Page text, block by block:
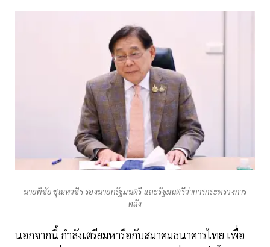
นายพิชัย ชุณหวชิร รองนายกรัฐมนตรี และรัฐมนตรีว่าการกระทรวงการ
คลัง
นอกจากนี้ กำลังเตรียมหารือกับสมาคมธนาคารไทย เพื่อ